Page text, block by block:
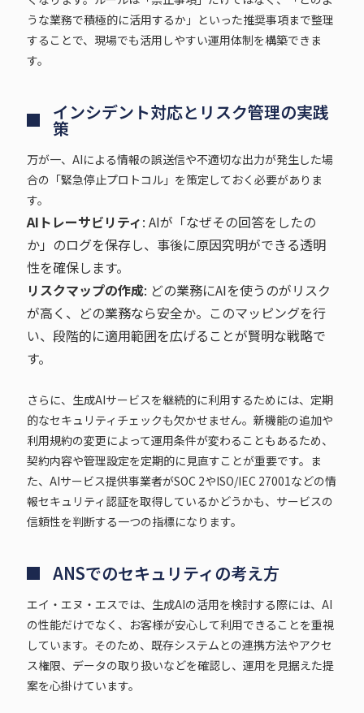
うな業務で積極的に活用するか」といった推奨事項まで整理
することで、現場でも活用しやすい運用体制を構築できま
す。
インシデント対応とリスク管理の実践
策
万が一、AIによる情報の誤送信や不適切な出力が発生した場
合の「緊急停止プロトコル」を策定しておく必要がありま
す。
AIトレーサビリティ: AIが「なぜその回答をしたの
か」のログを保存し、事後に原因究明ができる透明
性を確保します。
リスクマップの作成: どの業務にAIを使うのがリスク
が高く、どの業務なら安全か。このマッピングを行
い、段階的に適用範囲を広げることが賢明な戦略で
す。
さらに、生成AIサービスを継続的に利用するためには、定期
的なセキュリティチェックも欠かせません。新機能の追加や
利用規約の変更によって運用条件が変わることもあるため、
契約内容や管理設定を定期的に見直すことが重要です。ま
た、AIサービス提供事業者がSOC 2やISO/IEC 27001などの情
報セキュリティ認証を取得しているかどうかも、サービスの
信頼性を判断する一つの指標になります。
ANSでのセキュリティの考え方
エイ・エヌ・エスでは、生成AIの活用を検討する際には、AI
の性能だけでなく、お客様が安心して利用できることを重視
しています。そのため、既存システムとの連携方法やアクセ
ス権限、データの取り扱いなどを確認し、運用を見据えた提
案を心掛けています。